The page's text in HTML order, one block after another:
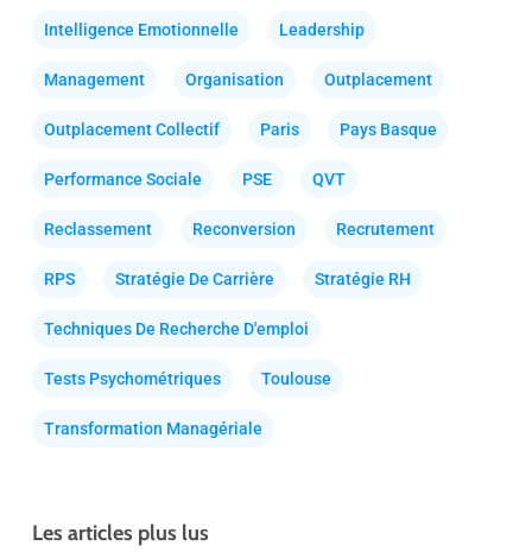
Intelligence Emotionnelle Leadership
Management Organisation Outplacement
Outplacement Collectif Paris Pays Basque
Performance Sociale PSE QVT
Reclassement Reconversion Recrutement
RPS Stratégie De Carrière Stratégie RH
Techniques De Recherche D'emploi
Tests Psychométriques Toulouse
Transformation Managériale
Les articles plus lus